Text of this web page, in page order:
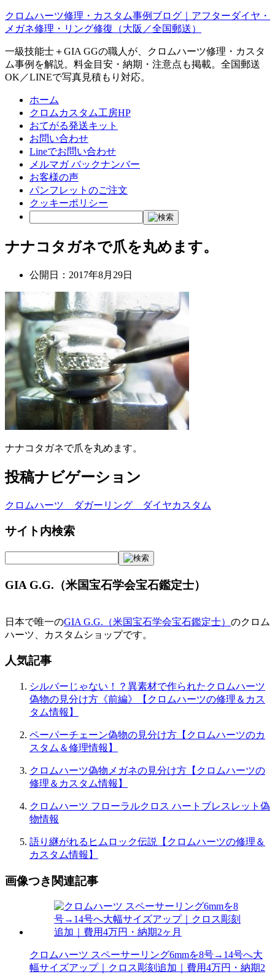
クロムハーツ修理・カスタム事例ブログ｜アフターダイヤ・
メガネ修理・リング修復（大阪／全国郵送）
一級技能士＋GIA GGの職人が、クロムハーツ修理・カスタ
ム事例を解説。料金目安・納期・注意点も掲載。全国郵送
OK／LINEで写真見積もり対応。
ホーム
クロムカスタム工房HP
おてがる発送キット
お問い合わせ
Lineでお問い合わせ
メルマガ バックナンバー
お客様の声
パンフレットのご注文
クッキーポリシー
ナナコタガネで爪を丸めます。
公開日： 2017年8月29日
ナナコタガネで爪を丸めます。
投稿ナビゲーション
クロムハーツ ダガーリング ダイヤカスタム
サイト内検索
GIA G.G.（米国宝石学会宝石鑑定士）
日本で唯一のGIA G.G.（米国宝石学会宝石鑑定士） のクロム
ハーツ、カスタムショップです。
人気記事
シルバーじゃない！？異素材で作られたクロムハーツ
偽物の見分け方《前編》【クロムハーツの修理＆カス
タム情報】
ペーパーチェーン偽物の見分け方【クロムハーツのカ
スタム＆修理情報】
クロムハーツ偽物メガネの見分け方【クロムハーツの
修理＆カスタム情報】
クロムハーツ フローラルクロス ハートブレスレット偽
物情報
語り継がれるヒムロック伝説【クロムハーツの修理＆
カスタム情報】
画像つき関連記事
クロムハーツ スペーサーリング6mmを8号→14号へ大
幅サイズアップ｜クロス彫刻追加｜費用4万円・納期2